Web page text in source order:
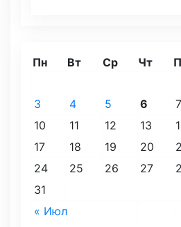
Пн Вт Ср Чт
« Июл
3
4 5 6 7
10
11 12 13
17
18 19 20
24
25 26 27
31